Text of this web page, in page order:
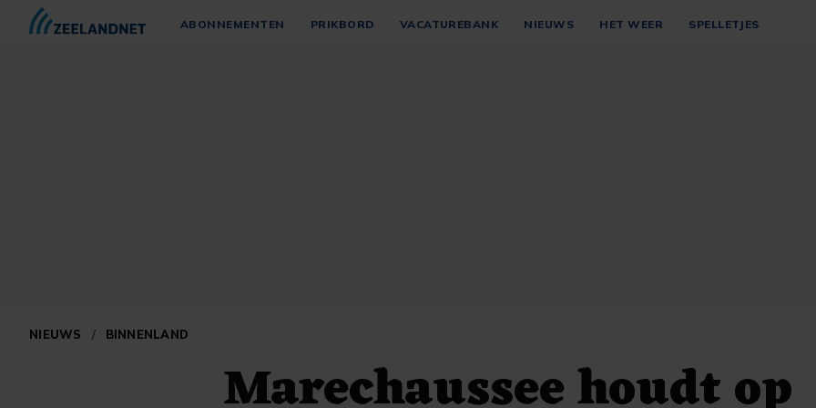
ABONNEMENTEN PRIKBORD VACATUREBANK NIEUWS HET WEER SPELLETJES
NIEUWS / BINNENLAND